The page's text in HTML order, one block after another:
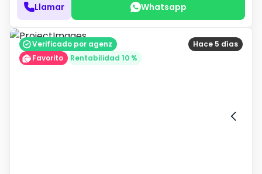
Llamar Whatsapp
Hace 5 días
Verificado por agenz
Favorito
Rentabilidad 10 %